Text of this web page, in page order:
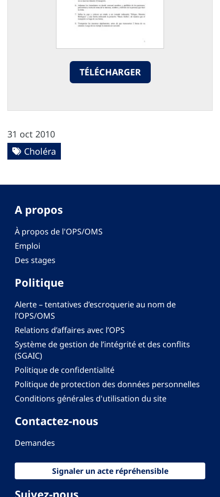
TÉLÉCHARGER
31 oct 2010
Choléra
A propos
À propos de l'OPS/OMS
Emploi
Des stages
Politique
Alerte – tentatives d’escroquerie au nom de
l’OPS/OMS
Relations d’affaires avec l’OPS
Système de gestion de l’intégrité et des conflits
(SGAIC)
Politique de confidentialité
Politique de protection des données personnelles
Conditions générales d'utilisation du site
Contactez-nous
Demandes
Signaler un acte répréhensible
Suivez-nous